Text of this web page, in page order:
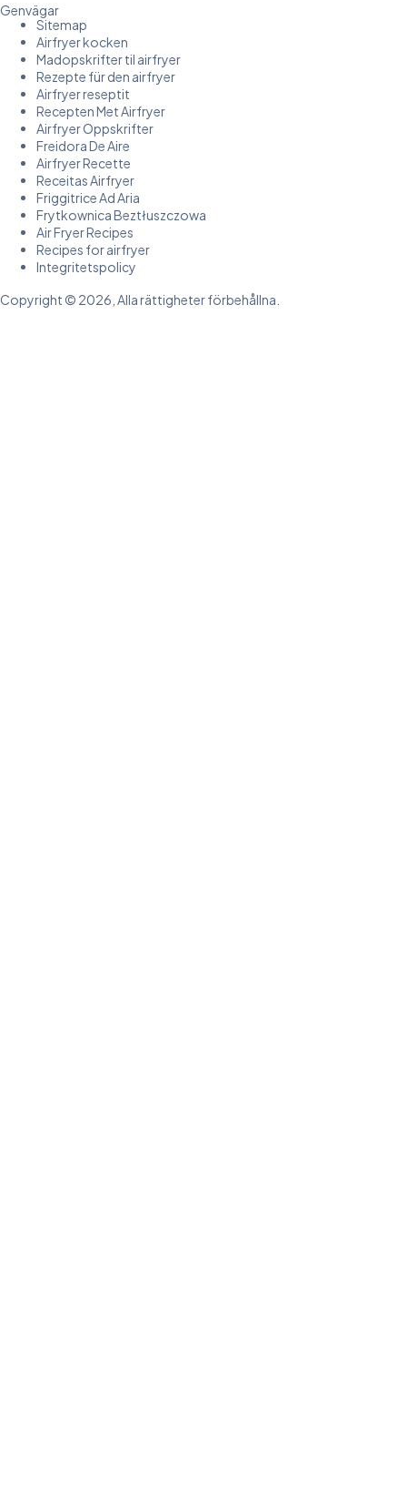
Genvägar
Sitemap
Airfryer kocken
Madopskrifter til airfryer
Rezepte für den airfryer
Airfryer reseptit
Recepten Met Airfryer
Airfryer Oppskrifter
Freidora De Aire
Airfryer Recette
Receitas Airfryer
Friggitrice Ad Aria
Frytkownica Beztłuszczowa
Air Fryer Recipes
Recipes for airfryer
Integritetspolicy
Copyright © 2026, Alla rättigheter förbehållna.